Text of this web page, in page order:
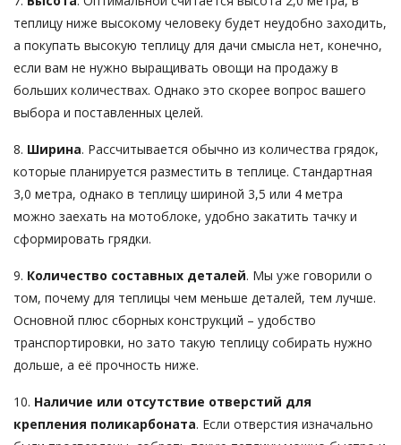
теплицу ниже высокому человеку будет неудобно заходить,
а покупать высокую теплицу для дачи смысла нет, конечно,
если вам не нужно выращивать овощи на продажу в
больших количествах. Однако это скорее вопрос вашего
выбора и поставленных целей.
8. Ширина. Рассчитывается обычно из количества грядок,
которые планируется разместить в теплице. Стандартная
3,0 метра, однако в теплицу шириной 3,5 или 4 метра
можно заехать на мотоблоке, удобно закатить тачку и
сформировать грядки.
9. Количество составных деталей. Мы уже говорили о
том, почему для теплицы чем меньше деталей, тем лучше.
Основной плюс сборных конструкций – удобство
транспортировки, но зато такую теплицу собирать нужно
дольше, а её прочность ниже.
10. Наличие или отсутствие отверстий для
крепления поликарбоната. Если отверстия изначально